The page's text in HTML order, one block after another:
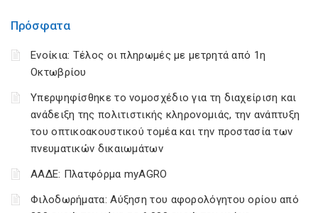
Πρόσφατα
Ενοίκια: Τέλος οι πληρωμές με μετρητά από 1η
Οκτωβρίου
Υπερψηφίσθηκε το νομοσχέδιο για τη διαχείριση και
ανάδειξη της πολιτιστικής κληρονομιάς, την ανάπτυξη
του οπτικοακουστικού τομέα και την προστασία των
πνευματικών δικαιωμάτων
ΑΑΔΕ: Πλατφόρμα myAGRO
Φιλοδωρήματα: Αύξηση του αφορολόγητου ορίου από